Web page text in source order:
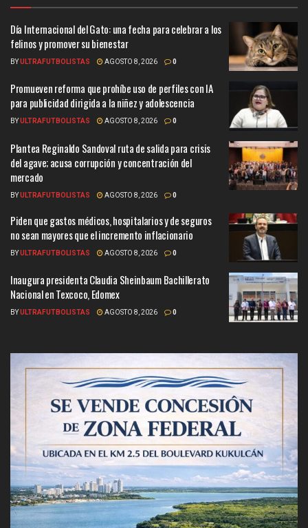
Día Internacional del Gato: una fecha para celebrar a los
felinos y promover su bienestar
BYULTRAFUTBOLISTAS AGOSTO 8, 2026 0
Promueven reforma que prohíbe uso de perfiles con IA
para publicidad dirigida a la niñez y adolescencia
BYULTRAFUTBOLISTAS AGOSTO 8, 2026 0
Plantea Reginaldo Sandoval ruta de salida para crisis
del agave; acusa corrupción y concentración del
mercado
BYULTRAFUTBOLISTAS AGOSTO 8, 2026 0
Piden que gastos médicos, hospitalarios y de seguros
no sean mayores que el incremento inflacionario
BYULTRAFUTBOLISTAS AGOSTO 8, 2026 0
Inaugura presidenta Claudia Sheinbaum Bachillerato
Nacional en Texcoco, Edomex
BYULTRAFUTBOLISTAS AGOSTO 8, 2026 0